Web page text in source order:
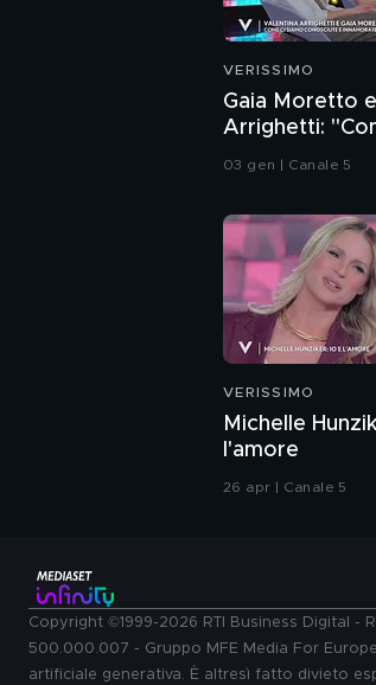
VERISSIMO
Gaia Moretto
Arrighetti:
siamo
03 gen | Canale 5
VERISSIMO
Michelle
l'amore
26 apr | Canale 5
Copyright ©1999-2026 RTI Business Digital -
500.000.007 - Gruppo MFE Media For
artificiale generativa. È altresì fatto divieto